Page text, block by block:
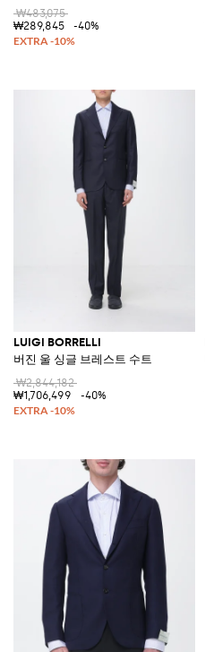
₩483,075
₩289,845
-40%
LUIGI BORRELLI
버진 울 싱글 브레스트 수트
₩2,844,182
₩1,706,499
-40%